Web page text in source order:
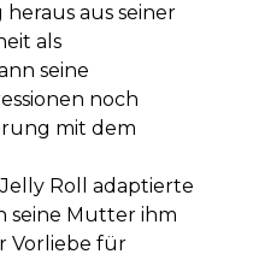
aus seiner
als
seine
noch
mit dem
Roll adaptierte
seine Mutter ihm
Vorliebe für